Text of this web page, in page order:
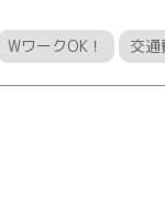
WワークOK！ 交